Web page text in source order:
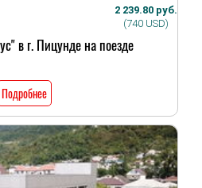
2 239.80 руб.
(740 USD)
в г. Пицунде на поезде
Подробнее